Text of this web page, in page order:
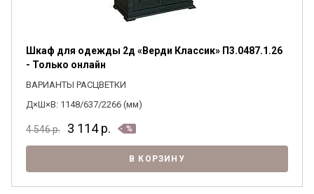
Шкаф для одежды 2д «Верди Классик» П3.0487.1.26
- Только онлайн
ВАРИАНТЫ РАСЦВЕТКИ
Д×Ш×В: 1148/637/2266 (мм)
4 546р. 3 114р.
В КОРЗИНУ